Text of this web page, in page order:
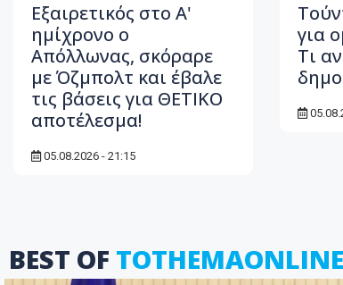
Εξαιρετικός στο Α'
ημίχρονο ο
Απόλλωνας, σκόραρε
με Όζμπολτ και έβαλε
τις βάσεις για ΘΕΤΙΚΟ
αποτέλεσμα!
05.08.2026 - 21:15
για
Τι
BEST OF TOTHEMAONLINE